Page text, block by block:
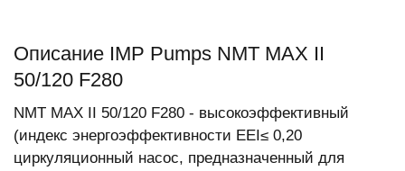
Описание IMP Pumps NMT MAX II
50/120 F280
NMT MAX II 50/120 F280 - высокоэффективный
(индекс энергоэффективности EEI≤ 0,20
циркуляционный насос, предназначенный для